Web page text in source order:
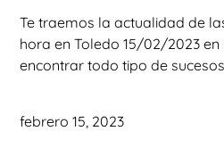
Te traemos la actualidad de
hora en Toledo 15/02/2023
encontrar todo tipo de
febrero 15, 2023